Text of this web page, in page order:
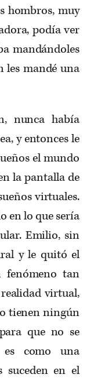
hombros, muy
podía ver
mandándoles
les mandé una
nunca había
y entonces le
el mundo
la pantalla de
virtuales.
en lo que sería
Emilio, sin
y le quitó el
fenómeno tan
virtual,
tienen ningún
que no se
como una
en el